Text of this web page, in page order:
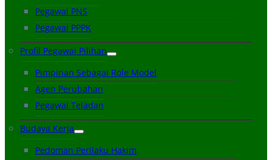
Pegawai PNS
Pegawai PPPK
Profil Pegawai Pilihan
Pimpinan Sebagai Role Model
Agen Perubahan
Pegawai Teladan
Budaya Kerja
Pedoman Perilaku Hakim